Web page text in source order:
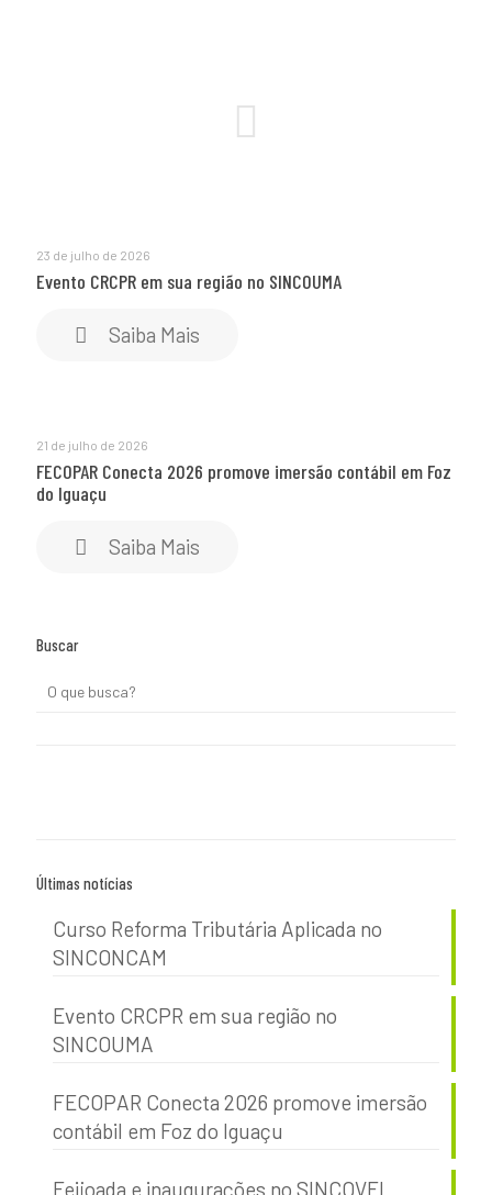
23 de julho de 2026
Evento CRCPR em sua região no SINCOUMA
Saiba Mais
21 de julho de 2026
FECOPAR Conecta 2026 promove imersão contábil em Foz
do Iguaçu
Saiba Mais
Buscar
Últimas notícias
Curso Reforma Tributária Aplicada no
SINCONCAM
Evento CRCPR em sua região no
SINCOUMA
FECOPAR Conecta 2026 promove imersão
contábil em Foz do Iguaçu
Feijoada e inaugurações no SINCOVEL